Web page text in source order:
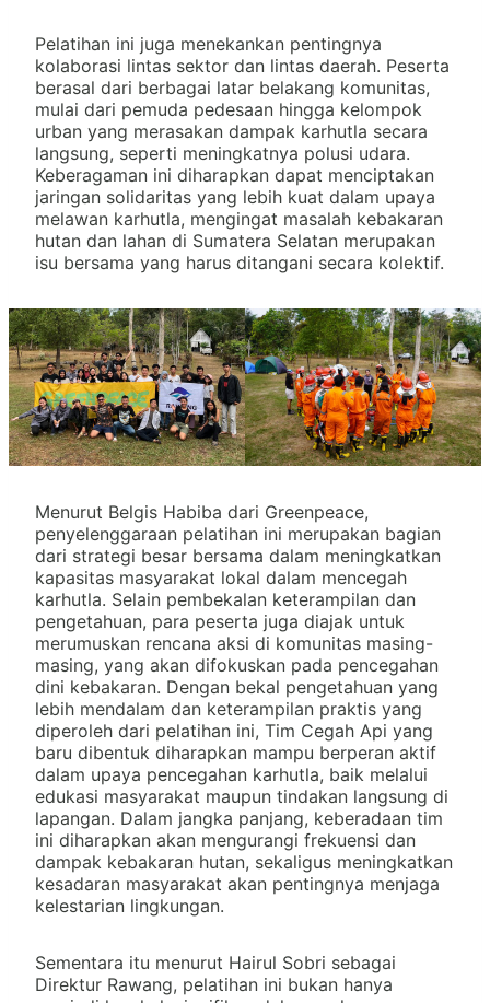
Pelatihan ini juga menekankan pentingnya
kolaborasi lintas sektor dan lintas daerah. Peserta
berasal dari berbagai latar belakang komunitas,
mulai dari pemuda pedesaan hingga kelompok
urban yang merasakan dampak karhutla secara
langsung, seperti meningkatnya polusi udara.
Keberagaman ini diharapkan dapat menciptakan
jaringan solidaritas yang lebih kuat dalam upaya
melawan karhutla, mengingat masalah kebakaran
hutan dan lahan di Sumatera Selatan merupakan
isu bersama yang harus ditangani secara kolektif.
Menurut Belgis Habiba dari Greenpeace,
penyelenggaraan pelatihan ini merupakan bagian
dari strategi besar bersama dalam meningkatkan
kapasitas masyarakat lokal dalam mencegah
karhutla. Selain pembekalan keterampilan dan
pengetahuan, para peserta juga diajak untuk
merumuskan rencana aksi di komunitas masing-
masing, yang akan difokuskan pada pencegahan
dini kebakaran. Dengan bekal pengetahuan yang
lebih mendalam dan keterampilan praktis yang
diperoleh dari pelatihan ini, Tim Cegah Api yang
baru dibentuk diharapkan mampu berperan aktif
dalam upaya pencegahan karhutla, baik melalui
edukasi masyarakat maupun tindakan langsung di
lapangan. Dalam jangka panjang, keberadaan tim
ini diharapkan akan mengurangi frekuensi dan
dampak kebakaran hutan, sekaligus meningkatkan
kesadaran masyarakat akan pentingnya menjaga
kelestarian lingkungan.
Sementara itu menurut Hairul Sobri sebagai
Direktur Rawang, pelatihan ini bukan hanya